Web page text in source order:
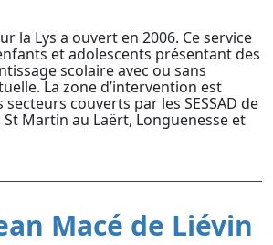
la Lys a ouvert en 2006. Ce service
et adolescents présentant des
scolaire avec ou sans
La zone d’intervention est
couverts par les SESSAD de
St Martin au Laërt, Longuenesse et
Macé de Liévin